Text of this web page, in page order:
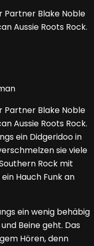
Partner Blake Noble
Aussie Roots Rock.
Partner Blake Noble
Aussie Roots Rock.
ein Didgeridoo in
sie viele
Rock mit
Hauch Funk an
ein wenig behäbig
Beine geht. Das
Hören, denn